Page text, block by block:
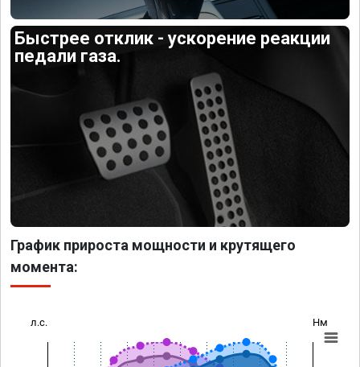
Быстрее отклик - ускорение реакции
педали газа.
График прироста мощности и крутящего
момента:
л.с. Нм